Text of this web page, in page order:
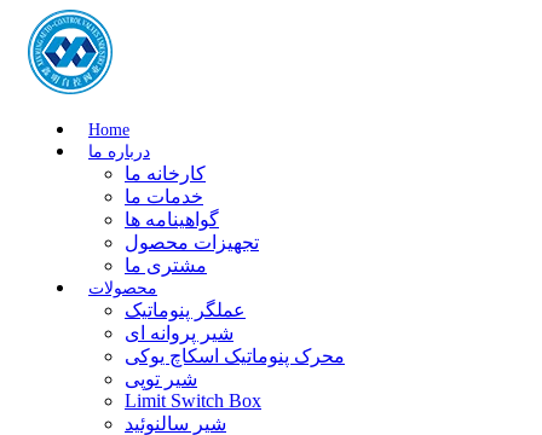
Home
درباره ما
کارخانه ما
خدمات ما
گواهینامه ها
تجهیزات محصول
مشتری ما
محصولات
عملگر پنوماتیک
شیر پروانه ای
محرک پنوماتیک اسکاچ یوکی
شیر توپی
Limit Switch Box
شیر سالنوئید